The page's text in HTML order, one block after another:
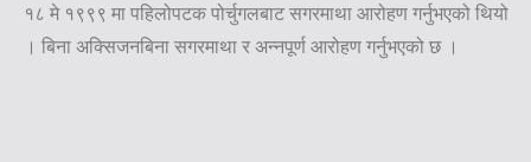
१८ मे १९९९ मा पहिलोपटक पोर्चुगलबाट सगरमाथा आरोहण गर्नुभएको थियो
। बिना अक्सिजनबिना सगरमाथा र अन्नपूर्ण आरोहण गर्नुभएको छ ।